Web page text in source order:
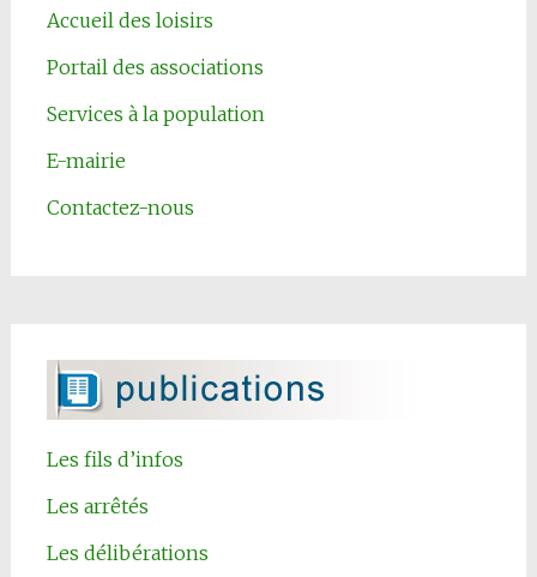
Accueil des loisirs
Portail des associations
Services à la population
E-mairie
Contactez-nous
Les fils d’infos
Les arrêtés
Les délibérations